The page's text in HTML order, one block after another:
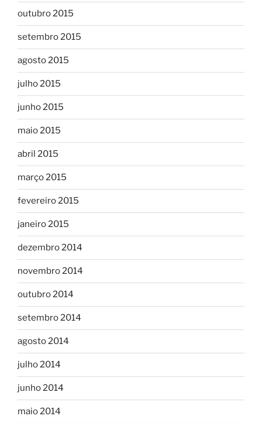
outubro 2015
setembro 2015
agosto 2015
julho 2015
junho 2015
maio 2015
abril 2015
março 2015
fevereiro 2015
janeiro 2015
dezembro 2014
novembro 2014
outubro 2014
setembro 2014
agosto 2014
julho 2014
junho 2014
maio 2014